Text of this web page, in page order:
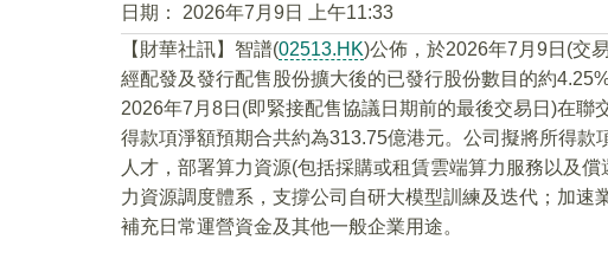
日期：
2026年7月9日 上午11:33
【財華社訊】智譜(02513.HK)公佈，於2026年7月9日(交
經配發及發行配售股份擴大後的已發行股份數目的約
2026年7月8日(即緊接配售協議日期前的最後交易日)在
得款項淨額預期合共約為313.75億港元。公司擬將所得
人才，部署算力資源(包括採購或租賃雲端算力服務以及
力資源調度體系，支撐公司自研大模型訓練及迭代；加速
補充日常運營資金及其他一般企業用途。